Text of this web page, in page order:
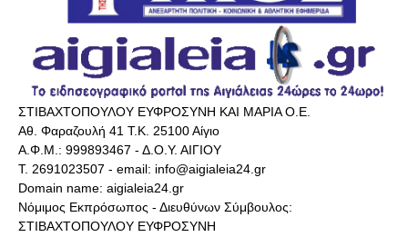
ΣΤΙΒΑΧΤΟΠΟΥΛΟΥ ΕΥΦΡΟΣΥΝΗ ΚΑΙ ΜΑΡΙΑ Ο.Ε.
Αθ. Φαραζουλή 41 Τ.Κ. 25100 Αίγιο
Α.Φ.Μ.: 999893467 - Δ.Ο.Υ. ΑΙΓΙΟΥ
Τ. 2691023507 - email: info@aigialeia24.gr
Domain name: aigialeia24.gr
Νόμιμος Εκπρόσωπος - Διευθύνων Σύμβουλος:
ΣΤΙΒΑΧΤΟΠΟΥΛΟΥ ΕΥΦΡΟΣΥΝΗ